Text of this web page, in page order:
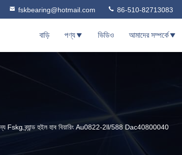
fskbearing@hotmail.com 86-510-82713083
বাড়ি পণ্য ভিডিও আমাদের সম্পর্কে
জন্য Fskg ব্র্যান্ড হুইল হাব বিয়ারিং Au0822-2ll/588 Dac40800040